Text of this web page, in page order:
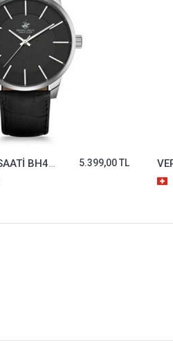
BVHPOLO KOL SAATİ BH4343-01
5.399,00 TL